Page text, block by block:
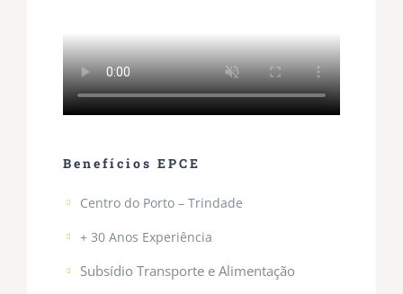
Benefícios EPCE
Centro do Porto – Trindade
+ 30 Anos Experiência
Subsídio Transporte e Alimentação